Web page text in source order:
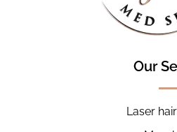
Our
Laser